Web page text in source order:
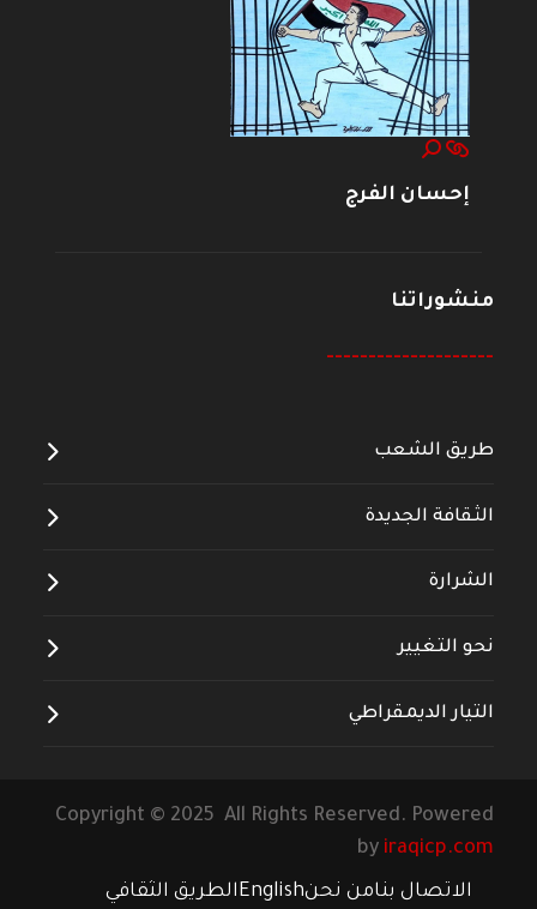
إحسان الفرج
منشوراتنا
--------------------
طريق الشعب
الثقافة الجديدة
الشرارة
نحو التغيير
التيار الديمقراطي
Copyright © 2025 All Rights Reserved. Powered
by iraqicp.com
الاتصال بنامن نحنEnglishالطريق الثقافي